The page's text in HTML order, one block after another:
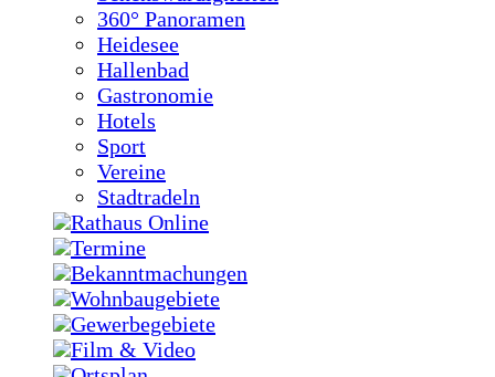
360° Panoramen
Heidesee
Hallenbad
Gastronomie
Hotels
Sport
Vereine
Stadtradeln
Rathaus Online
Termine
Bekanntmachungen
Wohnbaugebiete
Gewerbegebiete
Film & Video